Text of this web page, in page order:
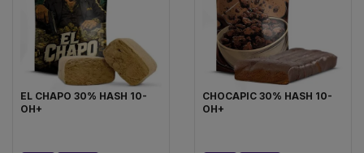
EL CHAPO 30% HASH 10-
OH+
CHOCAPIC 30% HASH 10-
OH+